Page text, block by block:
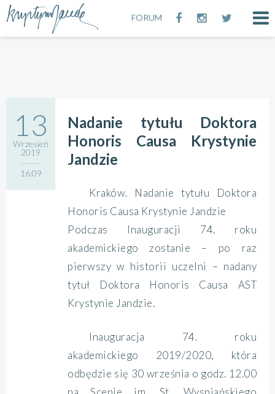
FORUM
13
Wrzesień
2019
16:09
Nadanie tytułu Doktora
Honoris Causa Krystynie
Jandzie
Kraków. Nadanie tytułu Doktora
Honoris Causa Krystynie Jandzie
Podczas Inauguracji 74. roku
akademickiego zostanie – po raz
pierwszy w historii uczelni – nadany
tytuł Doktora Honoris Causa AST
Krystynie Jandzie.
Inauguracja 74. roku
akademickiego 2019/2020, która
odbędzie się 30 września o godz. 12.00